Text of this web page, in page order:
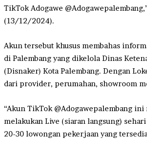
TikTok Adogawe
(13/12/2024).
Akun tersebut khusus membahas
di Palembang yang dikelola Dinas
(Disnaker) Kota Palembang. Dengan
dari provider, perumahan, showroom
“Akun TikTok @Adogawepalembang ini
melakukan Live (siaran langsung)
20-30 lowongan pekerjaan yang